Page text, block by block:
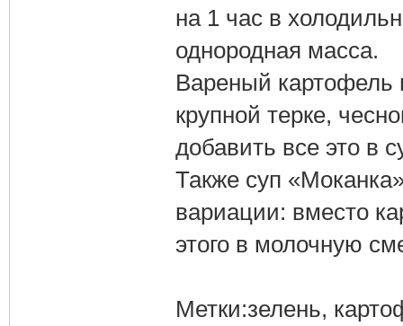
на 1 час в
однородная масса.
Вареный картофель
крупной терке,
добавить все это в
Также суп
вариации: вместо
этого в молочную
Метки:зелень,